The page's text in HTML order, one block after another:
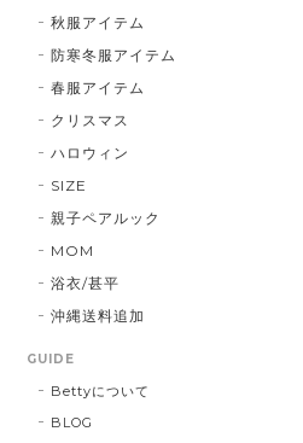
秋服アイテム
防寒冬服アイテム
春服アイテム
クリスマス
ハロウィン
SIZE
親子ペアルック
MOM
浴衣/甚平
沖縄送料追加
GUIDE
Bettyについて
BLOG